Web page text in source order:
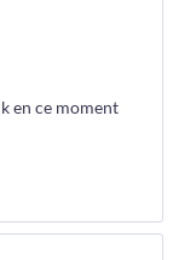
en ce moment